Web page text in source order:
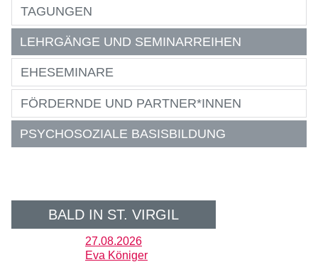
TAGUNGEN
LEHRGÄNGE UND SEMINARREIHEN
EHESEMINARE
FÖRDERNDE UND PARTNER*INNEN
PSYCHOSOZIALE BASISBILDUNG
BALD IN ST. VIRGIL
27.08.2026
Eva Königer